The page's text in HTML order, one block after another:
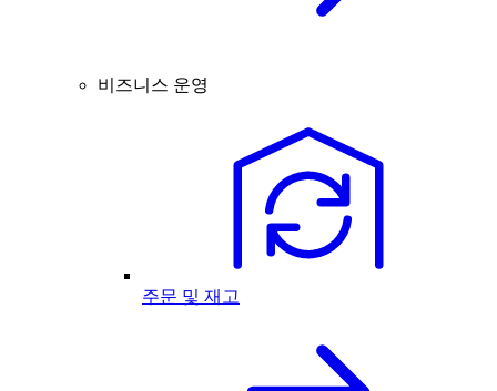
비즈니스 운영
주문 및 재고